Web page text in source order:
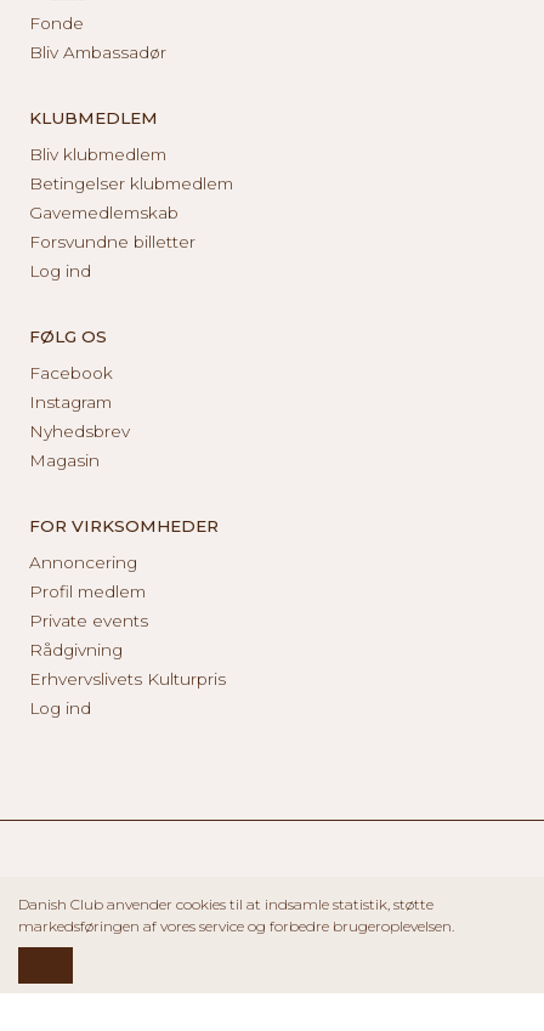
Fonde
Bliv Ambassadør
KLUBMEDLEM
Bliv klubmedlem
Betingelser klubmedlem
Gavemedlemskab
Forsvundne billetter
Log ind
FØLG OS
Facebook
Instagram
Nyhedsbrev
Magasin
FOR VIRKSOMHEDER
Annoncering
Profil medlem
Private events
Rådgivning
Erhvervslivets Kulturpris
Log ind
Danish Club anvender cookies til at indsamle statistik, støtte
markedsføringen af vores service og forbedre brugeroplevelsen.